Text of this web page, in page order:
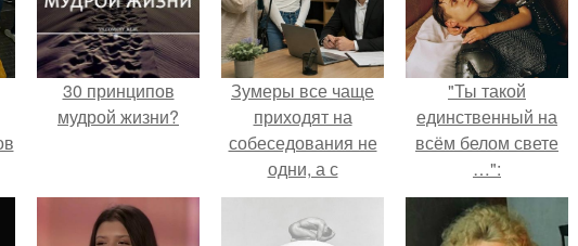
30 принципов
мудрой жизни?
Зумеры все чаще
приходят на
собеседования не
одни, а с
родителями,
жалуются эйчары.
"Ты такой
единственный на
всём белом свете
…":